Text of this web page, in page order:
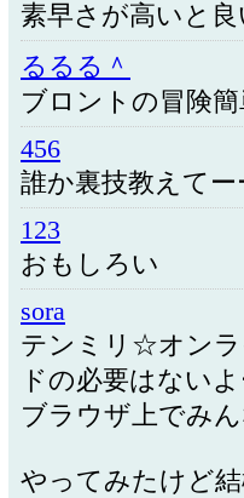
素早さが高いと
るるる＾
ブロントの冒険
456
誰か裏技教えてー
123
おもしろい
sora
テンミリ☆オンラ
ドの必要はないよ
ブラウザ上でみ
やってみたけど